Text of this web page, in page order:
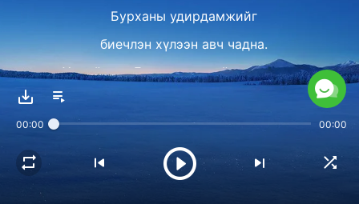
Бурханы удирдамжийг
биечлэн хүлээн авч чадна.
Хэдийгээр Есүс хүмүүсийн дунд ирж,
бүх хүн төрөлхтнийг
золин аврах ажлыг л гүйцэлдүүлж,
хүний нүглийн тахил болсон юм;
00:00 00:00